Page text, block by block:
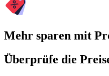
Mehr sparen mit
Überprüfe die